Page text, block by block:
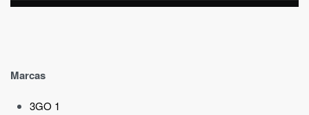
Marcas
3GO 1